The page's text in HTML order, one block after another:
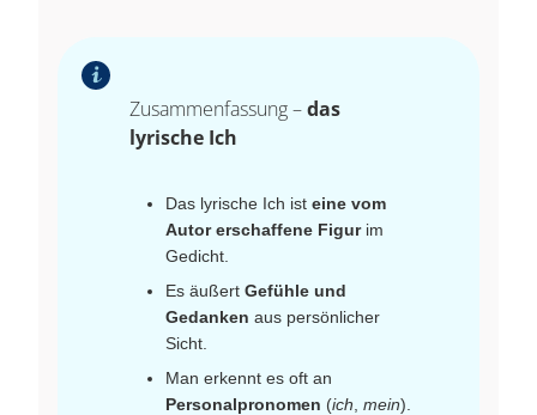
Zusammenfassung –das
lyrische Ich
Das lyrische Ich ist eine vom
Autor erschaffene Figurim
Gedicht.
Es äußert Gefühle und
Gedanken aus persönlicher
Sicht.
Man erkennt es oft an
Personalpronomen (ich mein).